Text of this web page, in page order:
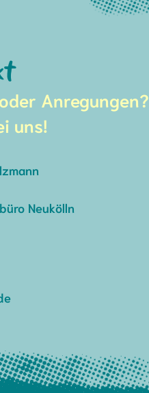
Anregungen?
uns!
Neukölln